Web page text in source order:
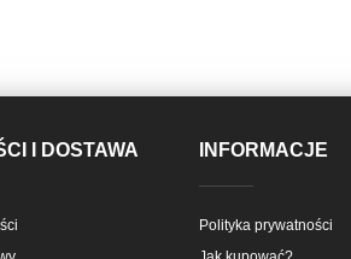
I DOSTAWA INFORMACJE
Polityka prywatności